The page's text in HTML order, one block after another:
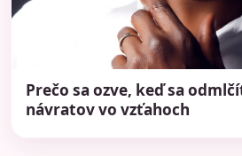
Prečo sa ozve, keď sa
návratov vo vzťahoch